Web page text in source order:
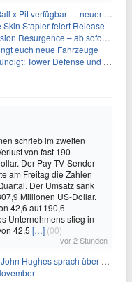
— neuer Content auf allen Plattformen
Skin Stapler feiert Release
– ab sofort für euch verfügbar
euch neue Fahrzeuge
und Deckbuilding Kombo kehrt zurück
schrieb im zweiten
von fast 190
Der Pay-TV-Sender
am Freitag die Zahlen
Der Umsatz sank
Millionen US-Dollar.
42,6 auf 190,6
Unternehmens stieg in
42,5 […] (00)
vor 2 Stunden
über eine Fortsetzung von 'The Breakfast Club'